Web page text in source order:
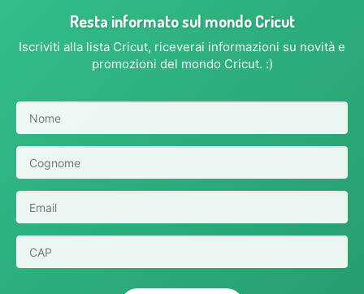
Resta informato sul mondo Cricut
Iscriviti alla lista Cricut, riceverai informazioni su novità e
promozioni del mondo Cricut. :)